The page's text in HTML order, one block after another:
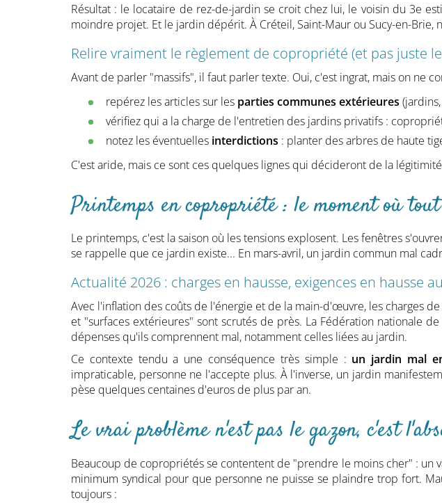
Résultat : le locataire de rez-de-jardin se croit chez lui, le voisin du 3e
moindre projet. Et le jardin dépérit. À Créteil, Saint-Maur ou Sucy-en-Brie,
Relire vraiment le règlement de copropriété (et pas juste
Avant de parler "massifs", il faut parler texte. Oui, c'est ingrat, mais on ne
repérez les articles sur les parties communes extérieures
vérifiez qui a la charge de l'entretien des jardins privatifs :
notez les éventuelles interdictions : planter des arbres de haute
C'est aride, mais ce sont ces quelques lignes qui décideront de la
Printemps en copropriété : le moment où
Le printemps, c'est la saison où les tensions explosent. Les fenêtres
se rappelle que ce jardin existe... En mars-avril, un jardin commun mal
Actualité 2026 : charges en hausse, exigences en hausse
Avec l'inflation des coûts de l'énergie et de la main-d'œuvre, les charges
et "surfaces extérieures" sont scrutés de près. La Fédération nationale
dépenses qu'ils comprennent mal, notamment celles liées au jardin.
Ce contexte tendu a une conséquence très simple : un jardin mal
impraticable, personne ne l'accepte plus. À l'inverse, un jardin
pèse quelques centaines d'euros de plus par an.
Le vrai problème n'est pas le gazon, c'est
Beaucoup de copropriétés se contentent de "prendre le moins cher" : un
minimum syndical pour que personne ne puisse se plaindre trop fort.
toujours :